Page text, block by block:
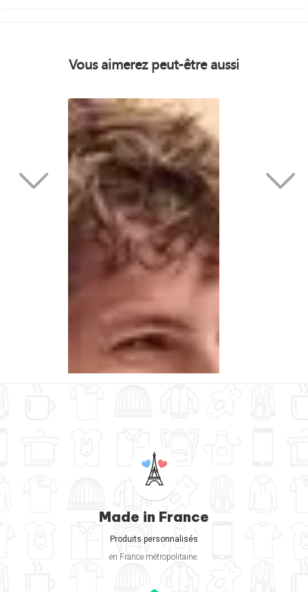
Vous aimerez peut-être aussi
Made in France
Produits personnalisés
en France métropolitaine.